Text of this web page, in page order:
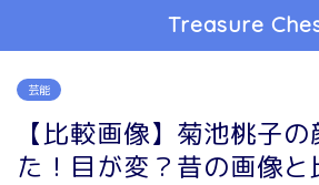
Treasure
芸能
【比較画像】菊池桃子
た！目が変？昔の画像と